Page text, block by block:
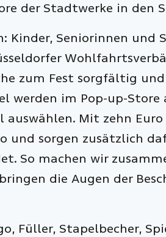
der Stadtwerke in den
Kinder, Seniorinnen
zum Fest sorgfältig
werden im Pop-up-
auswählen. Mit zehn
und sorgen zusätzlich
So machen wir
die Augen der
Füller, Stapelbecher,